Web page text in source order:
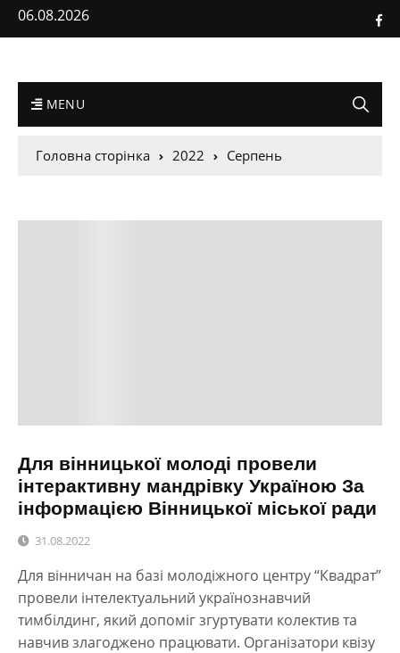
06.08.2026
MENU
Головна сторінка 2022 Серпень
Для вінницької молоді провели
інтерактивну мандрівку Україною За
інформацією Вінницької міської ради
31.08.2022
Для вінничан на базі молодіжного центру “Квадрат”
провели інтелектуальний українознавчий
тимбілдинг, який допоміг згуртувати колектив та
навчив злагоджено працювати. Організатори квізу